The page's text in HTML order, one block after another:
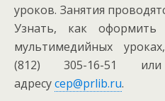
уроков. Занятия
Узнать, как
мультимедийных
(812) 305-16-51
адресуcep@prlib.ru.